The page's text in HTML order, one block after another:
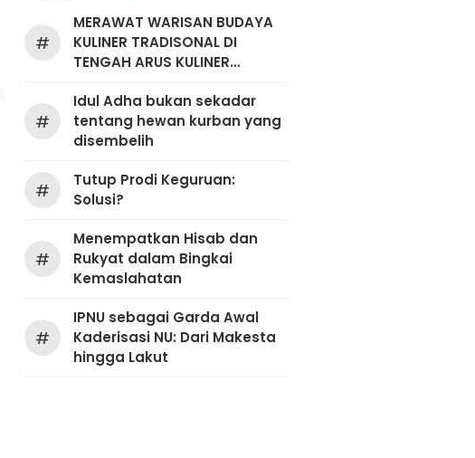
#
MERAWAT WARISAN BUDAYA
KULINER TRADISONAL DI
TENGAH ARUS KULINER
#
Idul Adha bukan sekadar
tentang hewan kurban yang
disembelih
#
Tutup Prodi Keguruan:
Solusi?
#
Menempatkan Hisab dan
Rukyat dalam Bingkai
Kemaslahatan
#
IPNU sebagai Garda Awal
Kaderisasi NU: Dari Makesta
hingga Lakut